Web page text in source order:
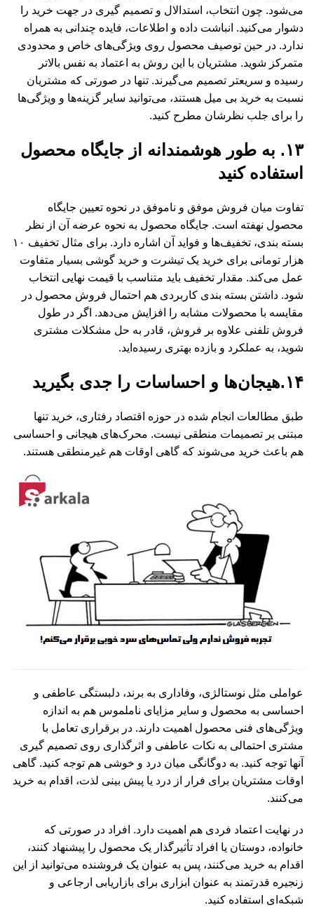
می‌شود. چون انتخاب، استدالال و تصمیم گیری در جهت خرید را
دشوار می‌کنید. انباشت داده و اطلاعات، فایده چندانی به همراه
ندارد. در حین توصیف محصول روی ویژگی‌های خاص و محدودی
متمرکز شوید. مشتریان با این روش به اعتماد به نفس بالاتر
رسیده و سریعتر تصمیم می‌گیرند. تنها در صورتی که مشتریان
نسبت به خرید بی میل هستند، می‌توانید سایر گزینه‌ها و ویژگی‌ها
را برای جلب نظرشان مطرح کنید.
۱۳. به طور هوشمندانه از جایگاه محصول
استفاده کنید
تفاوت میان فروش موفق و ناموفق در نحوه تعیین جایگاه
محصول نهفته است. جایگاه محصول به نحوه عرضه آن از نظر
بسته بندی، تخفیف‌ها و فواید آن اشاره دارد. برای مثال تخفیف ۱۰
هزار تومانی برای خرید یک تیشرت و خرید گوشی بسیار متفاوت
عمل می‌کند. مقدار تخفیف باید متناسب با قیمت نهایی انتخاب
شود. داشتن بسته بندی کاربردی هم احتمال فروش محصول در
مقایسه با محصولات مشابه را افزایش می‌دهد. اگر در طول
فروش تلفنی علاوه بر فروش، قادر به حل مشکلات مشتری
شوید، به عملکرد و بازده بهتری رسیده‌اید.
۱۴.هیجان‌ها و احساسات را جدی بگیرید
طبق مطالعات انجام شده در حوزه اقتصاد رفتاری، خرید تنها
مبتنی بر تصمیمات منطقی نیست. محرک‌های هیجانی و احساسی
هم باعث خرید می‌شوند که گاهی اوقات هم غیرمنطقی هستند.
عواملی مثل نوستالژی، وفاداری به برند، دلبستگی عاطفی و
احساسی به محصول و سایر مزایای ناملموس هم به اندازه
ویژگی‌های فنی محصول اهمیت دارند. در برقراری تعامل با
مشتری احتمالی به نکات عاطفی و اثرگذاری روی تصمیم گیری
آنها توجه کنید. به دوگانگی میان درد و خوشی هم توجه کنید. گاهی
اوقات مشتریان برای فرار از درد یا پیش بینی لذت، اقدام به خرید
می‌کنند.
در نهایت اعتماد فردی هم اهمیت دارد. افراد در صورتی که
خانواده، دوستان یا افراد تأثیرگذار یک محصول را پیشنهاد کنند،
اقدام به خرید می‌کنند، پس به عنوان یک فروشنده می‌توانید از این
زنجیره قدرتمند به عنوان ابزاری برای بازاریابی ارجاعی و
شبکه‌ای استفاده کنید.